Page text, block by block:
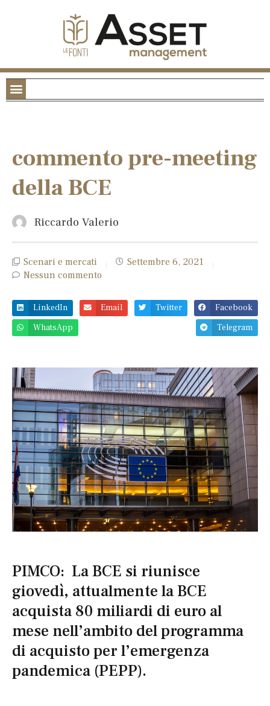
commento pre-meeting
della BCE
Riccardo Valerio
Scenari e mercati
Settembre 6, 2021
Nessun commento
LinkedIn Email Twitter
Facebook
WhatsApp
Telegram
PIMCO: La BCE si riunisce
giovedì, attualmente la BCE
acquista 80 miliardi di euro al
mese nell’ambito del programma
di acquisto per l’emergenza
pandemica (PEPP).